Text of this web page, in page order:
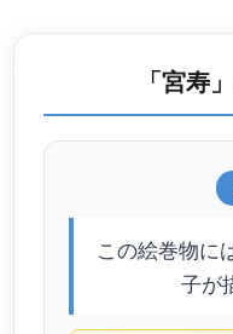
「宮寿
この絵巻物には
子が